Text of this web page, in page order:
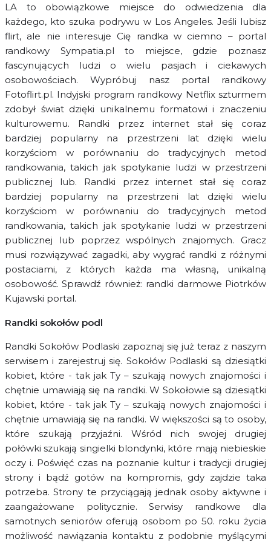
LA to obowiązkowe miejsce do odwiedzenia dla
każdego, kto szuka podrywu w Los Angeles. Jeśli lubisz
flirt, ale nie interesuje Cię randka w ciemno – portal
randkowy Sympatia.pl to miejsce, gdzie poznasz
fascynujących ludzi o wielu pasjach i ciekawych
osobowościach. Wypróbuj nasz portal randkowy
Fotoflirt.pl. Indyjski program randkowy Netflix szturmem
zdobył świat dzięki unikalnemu formatowi i znaczeniu
kulturowemu. Randki przez internet stał się coraz
bardziej popularny na przestrzeni lat dzięki wielu
korzyściom w porównaniu do tradycyjnych metod
randkowania, takich jak spotykanie ludzi w przestrzeni
publicznej lub. Randki przez internet stał się coraz
bardziej popularny na przestrzeni lat dzięki wielu
korzyściom w porównaniu do tradycyjnych metod
randkowania, takich jak spotykanie ludzi w przestrzeni
publicznej lub poprzez wspólnych znajomych. Gracz
musi rozwiązywać zagadki, aby wygrać randki z różnymi
postaciami, z których każda ma własną, unikalną
osobowość. Sprawdź również: randki darmowe Piotrków
Kujawski portal.
Randki sokołów podl
Randki Sokołów Podlaski zapoznaj się już teraz z naszym
serwisem i zarejestruj się. Sokołów Podlaski są dziesiątki
kobiet, które - tak jak Ty – szukają nowych znajomości i
chętnie umawiają się na randki. W Sokołowie są dziesiątki
kobiet, które - tak jak Ty – szukają nowych znajomości i
chętnie umawiają się na randki. W większości są to osoby,
które szukają przyjaźni. Wśród nich swojej drugiej
połówki szukają singielki blondynki, które mają niebieskie
oczy i. Poświęć czas na poznanie kultur i tradycji drugiej
strony i bądź gotów na kompromis, gdy zajdzie taka
potrzeba. Strony te przyciągają jednak osoby aktywne i
zaangażowane politycznie. Serwisy randkowe dla
samotnych seniorów oferują osobom po 50. roku życia
możliwość nawiązania kontaktu z podobnie myślącymi